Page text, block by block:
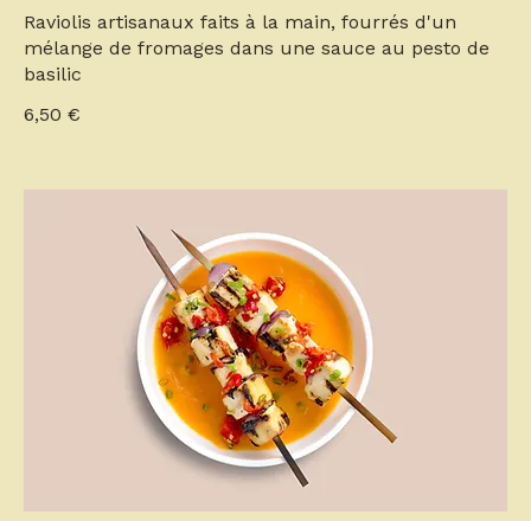
Raviolis artisanaux faits à la main, fourrés d'un
mélange de fromages dans une sauce au pesto de
basilic
6,50 €